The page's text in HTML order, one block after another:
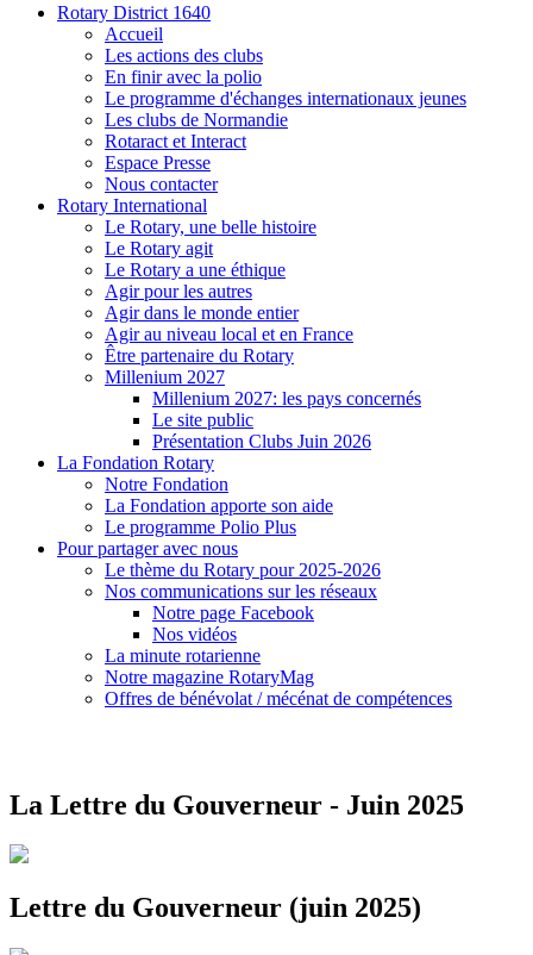
Rotary District 1640
Accueil
Les actions des clubs
En finir avec la polio
Le programme d'échanges internationaux jeunes
Les clubs de Normandie
Rotaract et Interact
Espace Presse
Nous contacter
Rotary International
Le Rotary, une belle histoire
Le Rotary agit
Le Rotary a une éthique
Agir pour les autres
Agir dans le monde entier
Agir au niveau local et en France
Être partenaire du Rotary
Millenium 2027
Millenium 2027: les pays concernés
Le site public
Présentation Clubs Juin 2026
La Fondation Rotary
Notre Fondation
La Fondation apporte son aide
Le programme Polio Plus
Pour partager avec nous
Le thème du Rotary pour 2025-2026
Nos communications sur les réseaux
Notre page Facebook
Nos vidéos
La minute rotarienne
Notre magazine RotaryMag
Offres de bénévolat / mécénat de compétences
La Lettre du Gouverneur - Juin 2025
Lettre du Gouverneur (juin 2025)